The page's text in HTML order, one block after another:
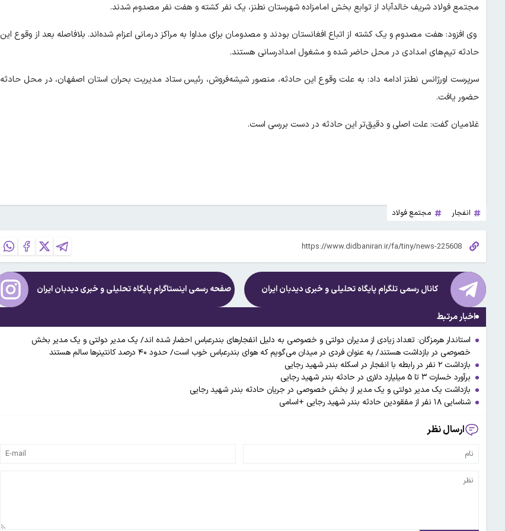
مجتمع فولاد شریف خالدآباد از توابع بخش امامزاده شهرستان نطنز، یک نفر کشته و هفت نفر مصدوم شدند.
وی افزود: هفت مصدوم و یک کشته از اتباع افغانستان بودند و مصدومان برای مداوا به مراکز درمانی اعزام شده‌اند. بلافاصله بعد از وقوع این
حادثه تیم‌های امدادی در محل حاضر شده و مشغول امدادرسانی هستند.
سرپرست اورژانس نطنز ادامه داد: به علت وقوع این حادثه، منصور شیشه‌فروش، رئیس ستاد مدیریت بحران استان اصفهان، در محل حادثه
حضور یافت.
غلامیان گفت: علت اصلی و دقیق‌تر این حادثه در دست بررسی است.
انفجار مجتمع فولاد
کانال رسمی تلگرام پایگاه تحلیلی و خبریدیدبان ایران صفحه رسمی اینستاگرام پایگاه تحلیلی و خبریدیدبان ایران
اخبار مرتبط
استاندار هرمزگان: تعداد زیادی از مدیران دولتی و خصوصی به دلیل انفجارهای بندرعباس احضار شده اند/ یک مدیر دولتی و یک مدیر بخش
خصوصی در بازداشت هستند/ به عنوان فردی در میدان می‌گویم که هوای بندرعباس خوب است/ حدود ۴۰ درصد کانتینرها سالم هستند
بازداشت ۲ نفر در رابطه با انفجار در اسکله بندر شهید رجایی
برآورد خسارت ۳ تا ۵ میلیارد دلاری در حادثه بندر شهید رجایی
بازداشت یک مدیر دولتی و یک مدیر از بخش خصوصی در جریان حادثه بندر شهید رجایی
شناسایی ۱۸ نفر از مفقودین حادثه بندر شهید رجایی +اسامی
ارسال نظر